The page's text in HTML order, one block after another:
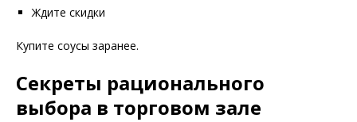
Ждите скидки
Купите соусы заранее.
Секреты рационального
выбора в торговом зале